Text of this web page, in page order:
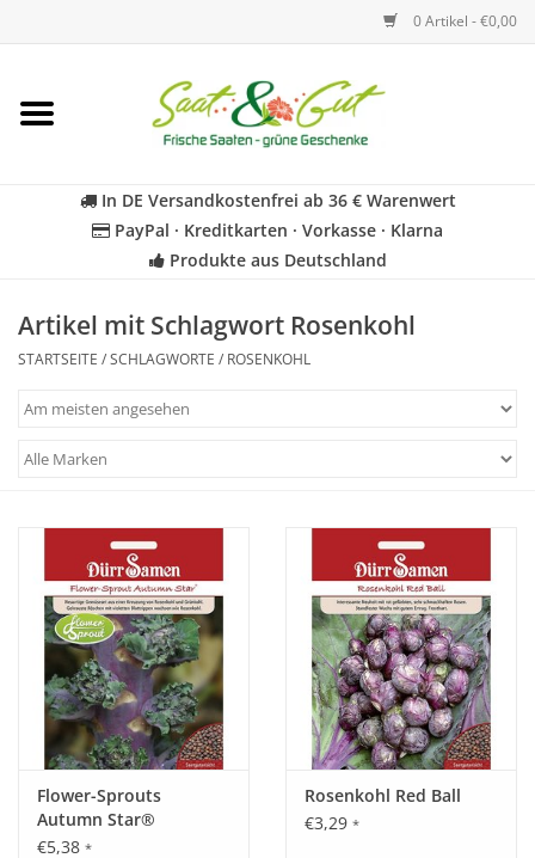
0 Artikel - €0,00
Startseite
Kräuter
Für Kinder
Katalog
In DE Versandkostenfrei ab 36 € Warenwert
PayPal · Kreditkarten · Vorkasse · Klarna
Produkte aus Deutschland
Artikel mit Schlagwort Rosenkohl
STARTSEITE /SCHLAGWORTE / ROSENKOHL
Flower-Sprouts
Autumn Star®
€5,38 *
Rosenkohl Red Ball
€3,29 *